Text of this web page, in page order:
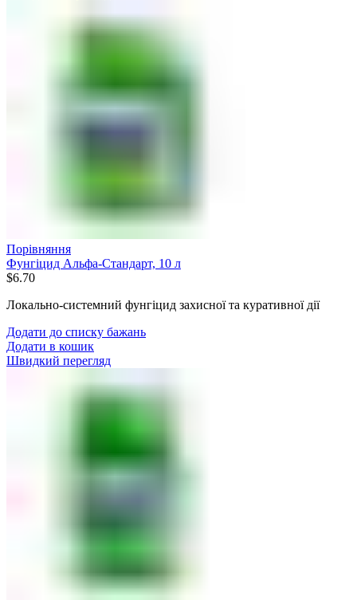
Порівняння
Фунгіцид Альфа-Стандарт, 10 л
$6.70
Локально-системний фунгіцид захисної та куративної дії
Додати до списку бажань
Додати в кошик
Швидкий перегляд